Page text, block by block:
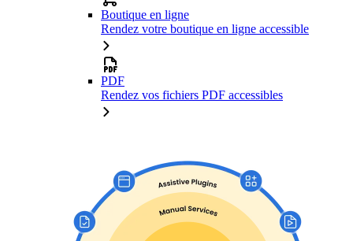
Boutique en ligne
Rendez votre boutique en ligne accessible
PDF
Rendez vos fichiers PDF accessibles